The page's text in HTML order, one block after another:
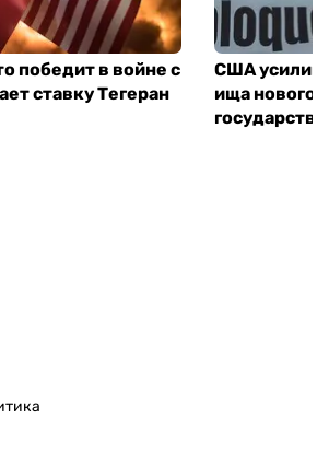
победит в войне с
ставку Тегеран
США
ища нового